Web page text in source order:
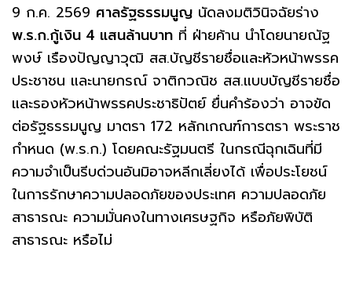
9 ก.ค. 2569 ศาลรัฐธรรมนูญ นัดลงมติวินิจฉัยร่าง
พ.ร.ก.กู้เงิน 4 แสนล้านบาท ที่ ฝ่ายค้าน นำโดยนายณัฐ
พงษ์ เรืองปัญญาวุฒิ สส.บัญชีรายชื่อและหัวหน้าพรรค
ประชาชน และนายกรณ์ จาติกวณิช สส.แบบบัญชีรายชื่อ
และรองหัวหน้าพรรคประชาธิปัตย์ ยื่นคำร้องว่า อาจขัด
ต่อรัฐธรรมนูญ มาตรา 172 หลักเกณฑ์การตรา พระราช
กำหนด (พ.ร.ก.) โดยคณะรัฐมนตรี ในกรณีฉุกเฉินที่มี
ความจำเป็นรีบด่วนอันมิอาจหลีกเลี่ยงได้ เพื่อประโยชน์
ในการรักษาความปลอดภัยของประเทศ ความปลอดภัย
สาธารณะ ความมั่นคงในทางเศรษฐกิจ หรือภัยพิบัติ
สาธารณะ หรือไม่